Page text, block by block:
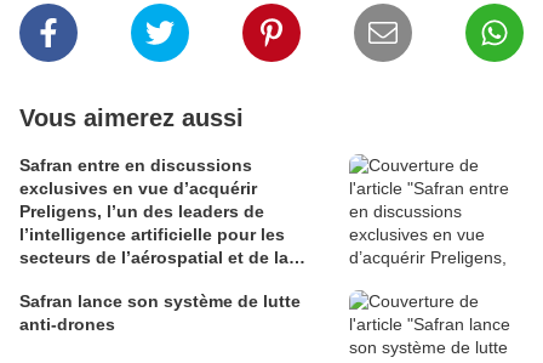
Vous aimerez aussi
Safran entre en discussions
exclusives en vue d’acquérir
Preligens, l’un des leaders de
l’intelligence artificielle pour les
secteurs de l’aérospatial et de la
Safran lance son système de lutte
anti-drones